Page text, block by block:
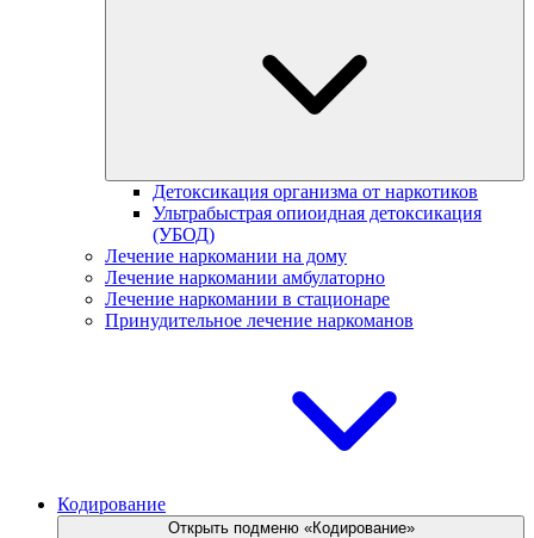
Детоксикация организма от наркотиков
Ультрабыстрая опиоидная детоксикация
(УБОД)
Лечение наркомании на дому
Лечение наркомании амбулаторно
Лечение наркомании в стационаре
Принудительное лечение наркоманов
Кодирование
Открыть подменю «Кодирование»